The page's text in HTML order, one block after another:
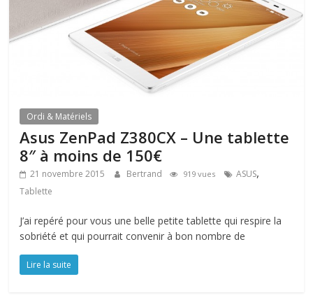
Ordi & Matériels
Asus ZenPad Z380CX – Une tablette
8″ à moins de 150€
21 novembre 2015 Bertrand 919 vues ASUS,
Tablette
J’ai repéré pour vous une belle petite tablette qui respire la
sobriété et qui pourrait convenir à bon nombre de
Lire la suite